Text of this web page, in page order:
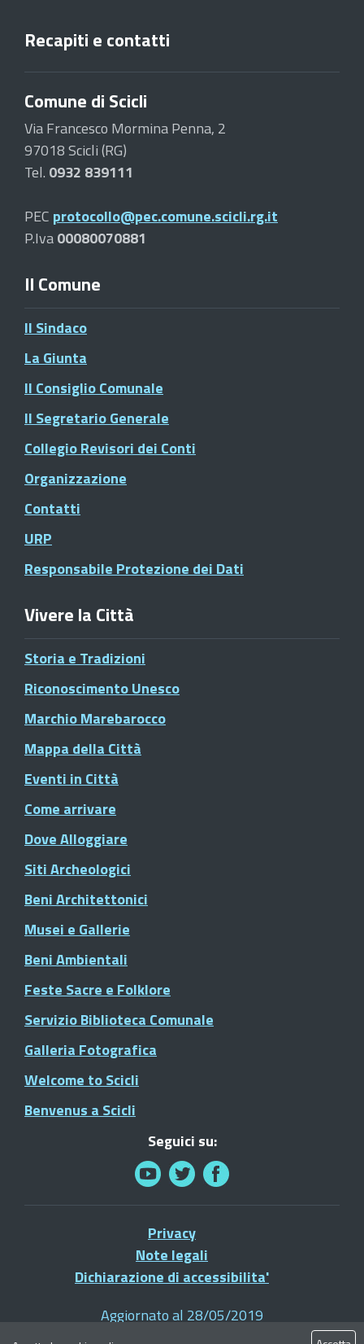
Recapiti e contatti
Comune di Scicli
Via Francesco Mormina Penna, 2
97018 Scicli (RG)
Tel. 0932 839111
PEC protocollo@pec.comune.scicli.rg.it
P.Iva00080070881
Il Comune
Il Sindaco
La Giunta
Il Consiglio Comunale
Il Segretario Generale
Collegio Revisori dei Conti
Organizzazione
Contatti
URP
Responsabile Protezione dei Dati
Vivere la Città
Storia e Tradizioni
Riconoscimento Unesco
Marchio Marebarocco
Mappa della Città
Eventi in Città
Come arrivare
Dove Alloggiare
Siti Archeologici
Beni Architettonici
Musei e Gallerie
Beni Ambientali
Feste Sacre e Folklore
Servizio Biblioteca Comunale
Galleria Fotografica
Welcome to Scicli
Benvenus a Scicli
Seguici su:
Privacy
Note legali
Dichiarazione di accessibilita'
Aggiornato al 28/05/2019
© 2021 Comune di Scicli - Tutti i diritti riservati